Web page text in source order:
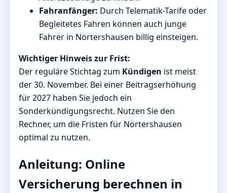
Fahranfänger: Durch Telematik-Tarife oder
Begleitetes Fahren können auch junge
Fahrer in Nörtershausen billig einsteigen.
Wichtiger Hinweis zur Frist:
Der reguläre Stichtag zum Kündigen ist meist
der 30. November. Bei einer Beitragserhöhung
für 2027 haben Sie jedoch ein
Sonderkündigungsrecht. Nutzen Sie den
Rechner, um die Fristen für Nörtershausen
optimal zu nutzen.
Anleitung: Online
Versicherung berechnen in